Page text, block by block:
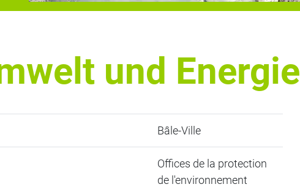
und Energie
Bâle-Ville
Offices de la protection
de l'environnement